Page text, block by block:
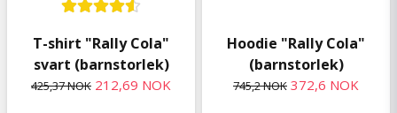
T-shirt "Rally Cola"
svart (barnstorlek)
425,37 NOK 212,69 NOK
Hoodie "Rally Cola"
(barnstorlek)
745,2 NOK 372,6 NOK